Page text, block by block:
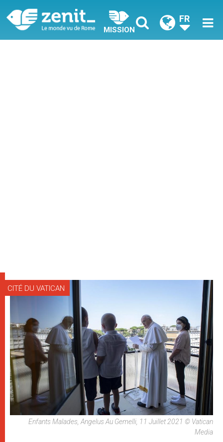
MISSION
FR
CITÉ DU VATICAN
Enfants Malades, Angelus Au Gemelli, 11 Juillet 2021 © Vatican
Media